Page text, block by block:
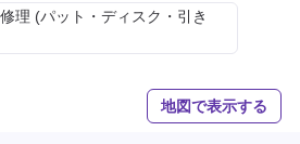
理 (パット・ディスク・引き
地図で表示する